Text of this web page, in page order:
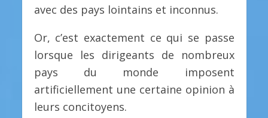
avec des pays lointains et inconnus.
Or, c’est exactement ce qui se passe
lorsque les dirigeants de nombreux
pays du monde imposent
artificiellement une certaine opinion à
leurs concitoyens.